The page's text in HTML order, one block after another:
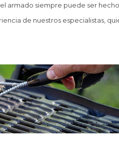
armado siempre puede ser
de nuestros especialistas,